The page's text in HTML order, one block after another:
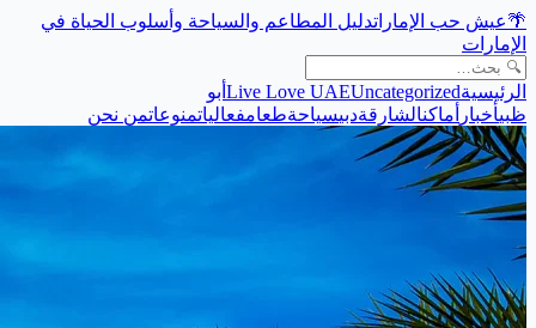
🌴عيش حب الإماراتدليل المطاعم والسياحة وأسلوب الحياة في
الإمارات
الرئيسية Live Love UAEUncategorized
أبو
ظبيأخبار أماكنالشارقةدبيسياحةطعامفعالياتمنوعاتمن نحن